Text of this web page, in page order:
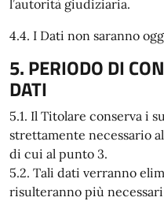
l’autorità giudiziaria.
4.4. I Dati non saranno
5. PERIODO DI
DATI
5.1. Il Titolare conserva i
strettamente necessario
di cui al punto 3.
5.2. Tali dati verranno
risulteranno più